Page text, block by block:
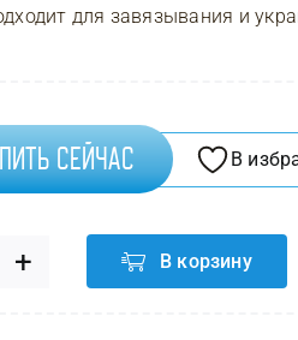
для завязывания и
сейчас В
В корзину